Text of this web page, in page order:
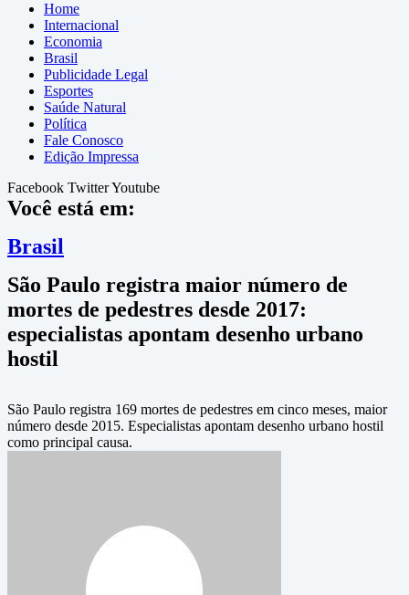
Home
Internacional
Economia
Brasil
Publicidade Legal
Esportes
Saúde Natural
Política
Fale Conosco
Edição Impressa
Facebook TwitterYoutube
Você está em:
Brasil
São Paulo registra maior número de
mortes de pedestres desde 2017:
especialistas apontam desenho urbano
hostil
São Paulo registra 169 mortes de pedestres em cinco meses, maior
número desde 2015. Especialistas apontam desenho urbano hostil
como principal causa.